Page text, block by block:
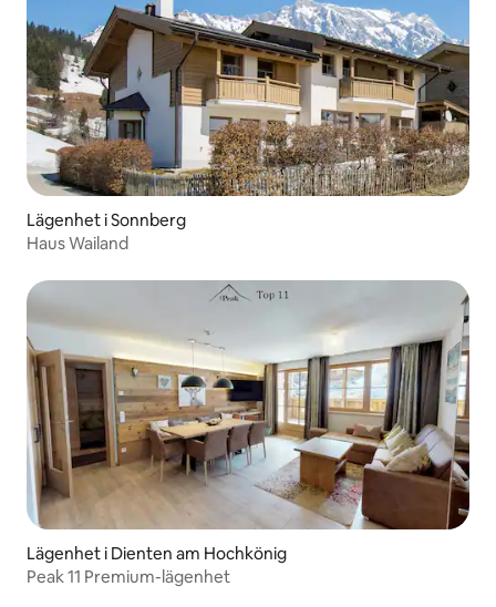
Lägenhet i Sonnberg
Haus Wailand
Lägenhet i Dienten am Hochkönig
Peak 11 Premium-lägenhet